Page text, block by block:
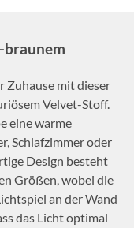
braunem
Zuhause mit dieser
Velvet-Stoff.
eine warme
Schlafzimmer oder
Design besteht
Größen, wobei die
an der Wand
das Licht optimal